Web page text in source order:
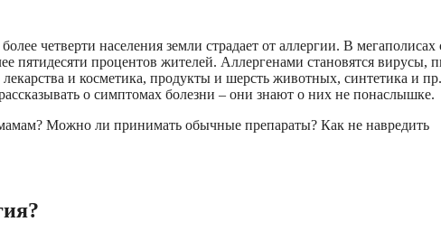
четверти населения земли страдает от аллергии. В мегаполисах
пятидесяти процентов жителей. Аллергенами становятся вирусы,
и косметика, продукты и шерсть животных, синтетика и пр.
о симптомах болезни – они знают о них не понаслышке.
Можно ли принимать обычные препараты? Как не навредить